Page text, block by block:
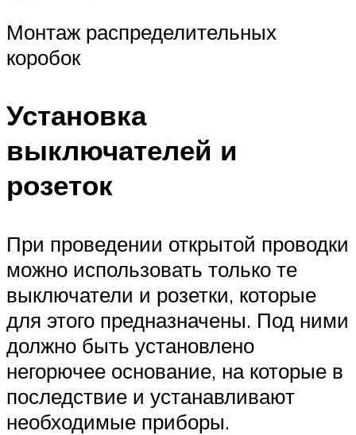
Монтаж распределительных
коробок
Установка
выключателей и
розеток
При проведении открытой проводки
можно использовать только те
выключатели и розетки, которые
для этого предназначены. Под ними
должно быть установлено
негорючее основание, на которые в
последствие и устанавливают
необходимые приборы.